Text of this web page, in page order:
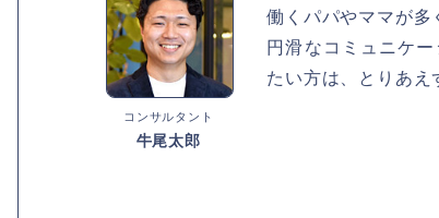
コンサルタント
牛尾太郎
働くパパやママが多
円滑なコミュニケ
たい方は、とりあえ